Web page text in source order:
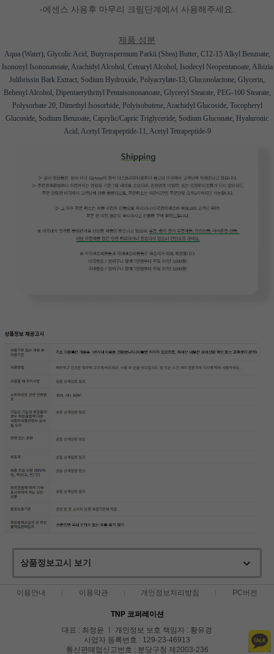
-에센스 사용후 마무리 크림단계에서 사용해주세요.
제품 성분
Aqua (Water), Glycolic Acid, Butyrospermum Parkii (Shea) Butter, C12-15 Alkyl Benzoate,
Isononyl Isononanoate, Arachidyl Alcohol, Cetearyl Alcohol, Isodecyl Neopentanoate, Albizia
Julibrissin Bark Extract, Sodium Hydroxide, Polyacrylate-13, Gluconolactone, Glycerin,
Behenyl Alcohol, Dipentaerythrityl Pentaisononanoate, Glyceryl Stearate, PEG-100 Stearate,
Polysorbate 20, Dimethyl Isosorbide, Polyisobutene, Arachidyl Glucoside, Tocopheryl
Glucoside, Sodium Benzoate, Caprylic/Capric Triglyceride, Sodium Gluconate, Hyaluronic
Acid, Acetyl Tetrapeptide-11, Acetyl Tetrapeptide-9
상품정보고시 보기
이용안내 이용약관 개인정보처리방침 PC버전
TNP 코퍼레이션
대표 : 최정윤 ㅣ 개인정보 보호 책임자 : 황유경
사업자 등록번호 : 129-23-46913
통신판매업신고번호 : 분당구청 제2003-236